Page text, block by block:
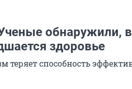
обнаружили,
здоровье
теряет способность